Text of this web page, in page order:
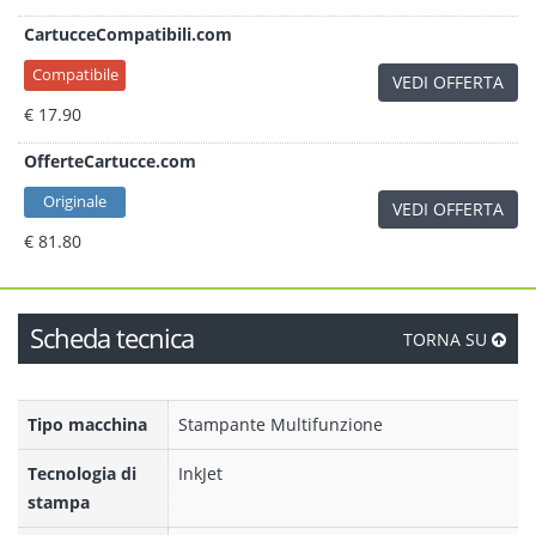
CartucceCompatibili.com
Compatibile
€ 17.90
VEDI OFFERTA
OfferteCartucce.com
Originale
€ 81.80
VEDI OFFERTA
Scheda tecnica TORNA SU
Tipo macchina Stampante Multifunzione
Tecnologia di
stampa
InkJet